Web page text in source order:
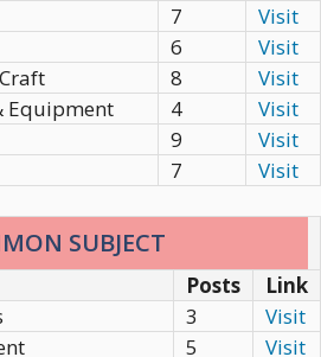
7
Visit
6
Visit
8
Visit
Equipment
4
Visit
9
Visit
7 Visit
SUBJECT
Posts
Link
3
Visit
5 Visit